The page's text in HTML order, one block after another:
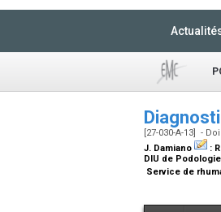
[27-030-A-13] -
J. Damiano
:
DIU de
Service de